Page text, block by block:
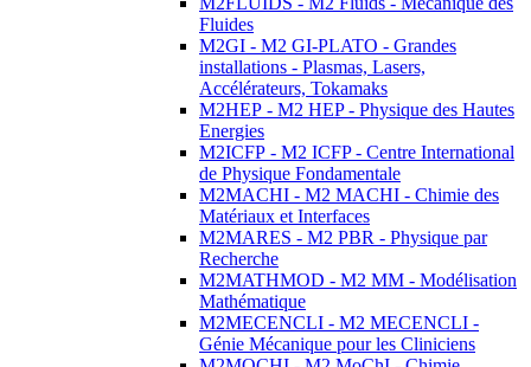
Fluides
M2GI - M2 GI-PLATO - Grandes
installations - Plasmas, Lasers,
Accélérateurs, Tokamaks
M2HEP - M2 HEP - Physique des Hautes
Energies
M2ICFP - M2 ICFP - Centre International
de Physique Fondamentale
M2MACHI - M2 MACHI - Chimie des
Matériaux et Interfaces
M2MARES - M2 PBR - Physique par
Recherche
M2MATHMOD - M2 MM - Modélisation
Mathématique
M2MECENCLI - M2 MECENCLI -
Génie Mécanique pour les Cliniciens